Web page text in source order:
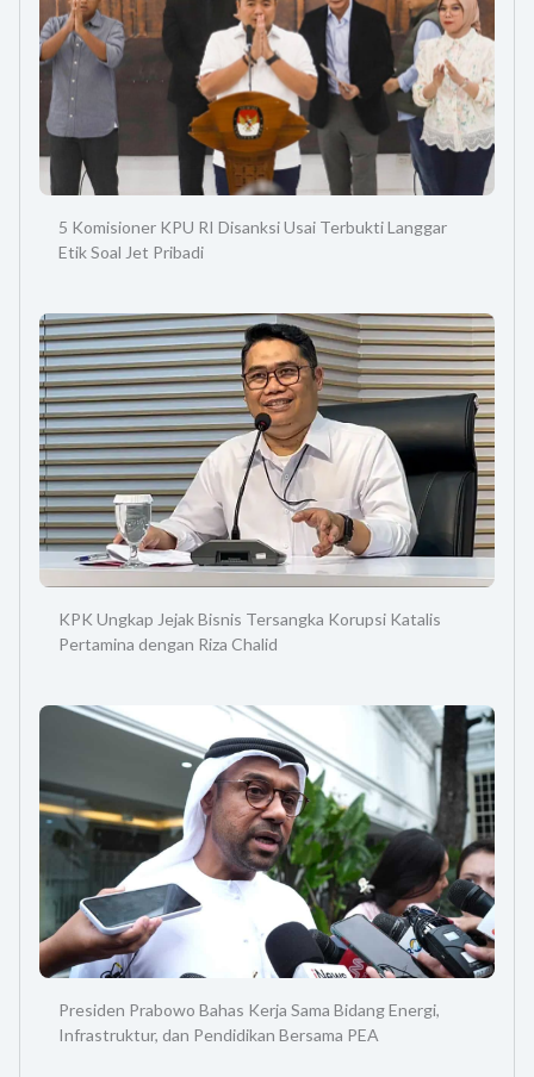
5 Komisioner KPU RI Disanksi Usai Terbukti Langgar
Etik Soal Jet Pribadi
KPK Ungkap Jejak Bisnis Tersangka Korupsi Katalis
Pertamina dengan Riza Chalid
Presiden Prabowo Bahas Kerja Sama Bidang Energi,
Infrastruktur, dan Pendidikan Bersama PEA